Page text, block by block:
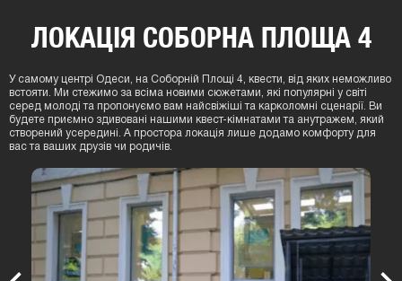
ЛОКАЦIЯ СОБОРНА ПЛОЩА 4
У самому центрі Одеси, на Соборній Площі 4, квести, від яких неможливо
встояти. Ми стежимо за всіма новими сюжетами, які популярні у світі
серед молоді та пропонуємо вам найсвіжіші та карколомні сценарії. Ви
будете приємно здивовані нашими квест-кімнатами та анутражем, який
створений усередині. А простора локація лише додамо комфорту для
вас та ваших друзів чи родичів.